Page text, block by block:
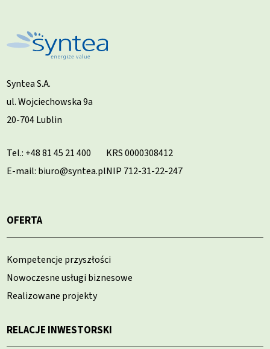
Syntea S.A.
ul. Wojciechowska 9a
20-704 Lublin
Tel.: +48 81 45 21 400
E-mail: biuro@syntea.pl
KRS 0000308412
NIP 712-31-22-247
OFERTA
Kompetencje przyszłości
Nowoczesne usługi biznesowe
Realizowane projekty
RELACJE INWESTORSKI